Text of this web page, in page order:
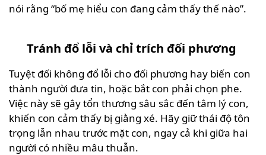
nói rằng “bố mẹ hiểu con đang cảm thấy thế nào”.
Tránh đổ lỗi và chỉ trích đối phương
Tuyệt đối không đổ lỗi cho đối phương hay biến con
thành người đưa tin, hoặc bắt con phải chọn phe.
Việc này sẽ gây tổn thương sâu sắc đến tâm lý con,
khiến con cảm thấy bị giằng xé. Hãy giữ thái độ tôn
trọng lẫn nhau trước mặt con, ngay cả khi giữa hai
người có nhiều mâu thuẫn.